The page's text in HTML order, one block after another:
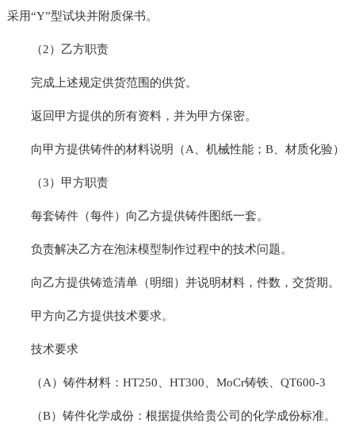
采用“Y”型试块并附质保书。
（2）乙方职责
完成上述规定供货范围的供货。
返回甲方提供的所有资料，并为甲方保密。
向甲方提供铸件的材料说明（A、机械性能；B、材质化验）
（3）甲方职责
每套铸件（每件）向乙方提供铸件图纸一套。
负责解决乙方在泡沫模型制作过程中的技术问题。
向乙方提供铸造清单（明细）并说明材料，件数，交货期。
甲方向乙方提供技术要求。
技术要求
（A）铸件材料：HT250、HT300、MoCr铸铁、QT600-3
（B）铸件化学成份：根据提供给贵公司的化学成份标准。